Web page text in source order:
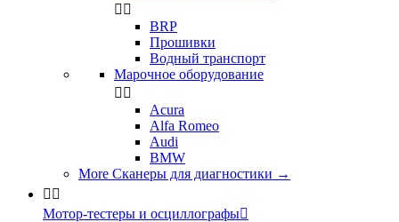
 
BRP
Прошивки
Водный транспорт
Марочное оборудование
 
Acura
Alfa Romeo
Audi
BMW
More Сканеры для диагностики →
 
Мотор-тестеры и осциллографы